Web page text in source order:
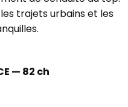
trajets urbains et les
— 82 ch